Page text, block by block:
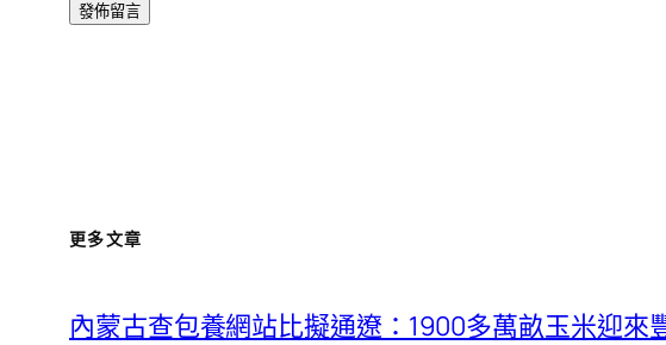
更多文章
內蒙古查包養網站比擬通遼：1900多萬畝玉米迎來